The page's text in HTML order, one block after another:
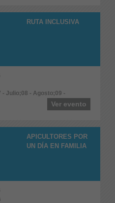
RUTA INCLUSIVA
- Julio;08 - Agosto;09 -
Ver evento
APICULTORES POR
UN DÍA EN FAMILIA